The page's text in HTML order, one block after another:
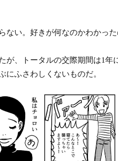
ない。好きが何なのかわかった
が、トータルの交際期間は1年
にふさわしくないものだ。